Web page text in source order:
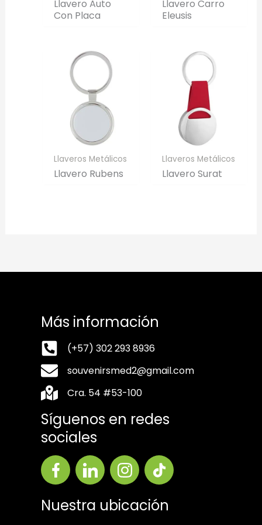
Llavero Auto
Con Placa
Llavero Carro
Eleusis
Llaveros Metálicos
Llavero Rubens
Llaveros Metálicos
Llavero Surat
Más información
(+57) 302 293 8936
souvenirsmed2@gmail.com
Cra. 54 #53-100
Síguenos en redes
sociales
Nuestra ubicación